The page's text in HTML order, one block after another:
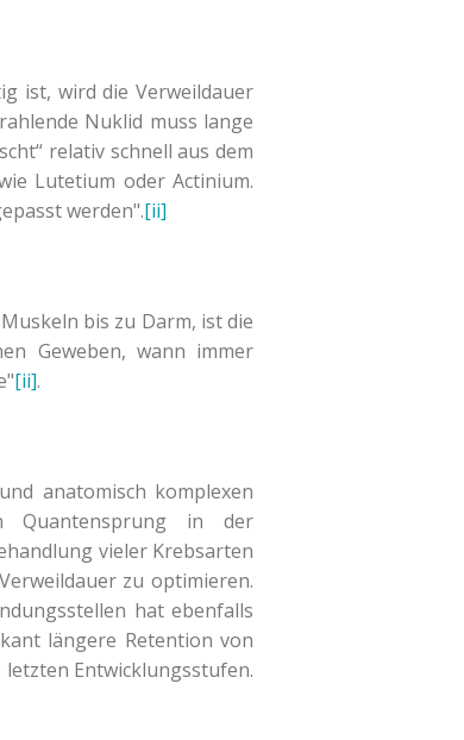
ist, wird die Verweildauer
Nuklid muss lange
relativ schnell aus dem
Lutetium oder Actinium.
werden".[ii]
bis zu Darm, ist die
Geweben, wann immer
[ii].
anatomisch komplexen
Quantensprung in der
vieler Krebsarten
zu optimieren.
hat ebenfalls
längere Retention von
Entwicklungsstufen.